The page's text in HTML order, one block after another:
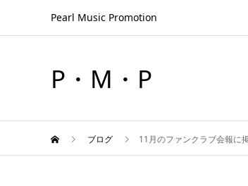
Pearl Music Promotion
P・M・P
ブログ 11月のファンクラブ会報に